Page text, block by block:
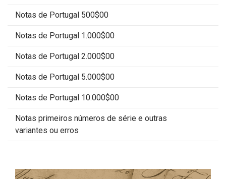
Notas de Portugal 500$00
Notas de Portugal 1.000$00
Notas de Portugal 2.000$00
Notas de Portugal 5.000$00
Notas de Portugal 10.000$00
Notas primeiros números de série e outras
variantes ou erros